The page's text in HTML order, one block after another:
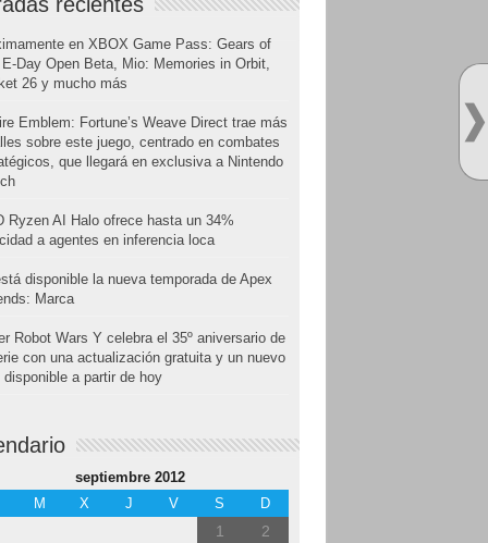
en XBOX Game Pass: Gears of
Day Open Beta, Mio: Memories in Orbit,
26 y mucho más
Emblem: Fortune’s Weave Direct trae más
sobre este juego, centrado en combates
que llegará en exclusiva a Nintendo
Ryzen AI Halo ofrece hasta un 34%
a agentes en inferencia loca
disponible la nueva temporada de Apex
Marca
Robot Wars Y celebra el 35º aniversario de
con una actualización gratuita y un nuevo
disponible a partir de hoy
septiembre 2012
M
X J V S D
1 2